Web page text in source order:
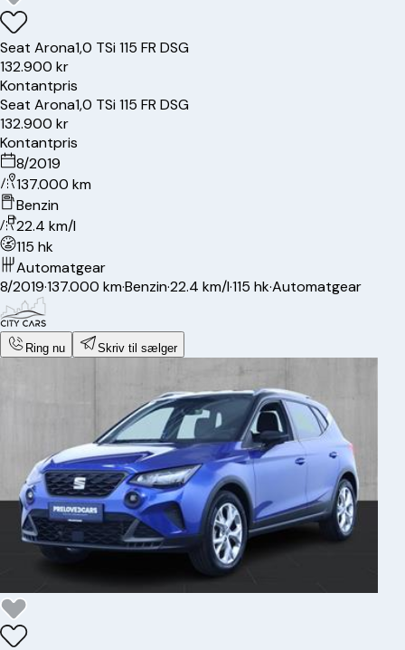
Seat Arona1,0 TSi 115 FR DSG
132.900 kr
Kontantpris
Seat Arona1,0 TSi 115 FR DSG
132.900 kr
Kontantpris
8/2019
137.000 km
Benzin
22.4 km/l
115 hk
Automatgear
8/2019·137.000 km·Benzin·22.4 km/l·115 hk·Automatgear
Ring nu Skriv til sælger